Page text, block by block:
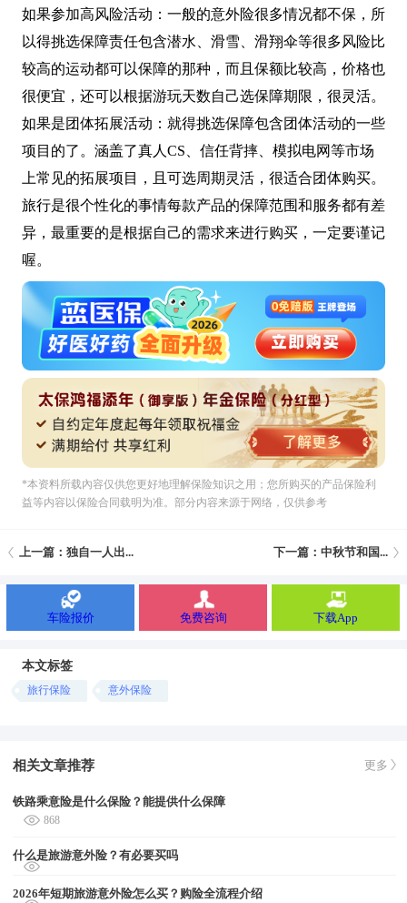
如果参加高风险活动：一般的意外险很多情况都不保，所
以得挑选保障责任包含潜水、滑雪、滑翔伞等很多风险比
较高的运动都可以保障的那种，而且保额比较高，价格也
很便宜，还可以根据游玩天数自己选保障期限，很灵活。
如果是团体拓展活动：就得挑选保障包含团体活动的一些
项目的了。涵盖了真人CS、信任背摔、模拟电网等市场
上常见的拓展项目，且可选周期灵活，很适合团体购买。
旅行是很个性化的事情每款产品的保障范围和服务都有差
异，最重要的是根据自己的需求来进行购买，一定要谨记
喔。
*本资料所载內容仅供您更好地理解保险知识之用；您所购买的产品保险利
益等内容以保险合同载明为准。部分内容来源于网络，仅供参考
上一篇：独自一人出... 下一篇：中秋节和国...
车险报价 免费咨询 下载App
本文标签
旅行保险 意外保险
相关文章推荐 更多
铁路乘意险是什么保险？能提供什么保障
868
什么是旅游意外险？有必要买吗
2026年短期旅游意外险怎么买？购险全流程介绍